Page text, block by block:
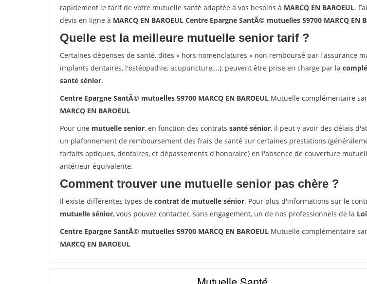
rapidement le tarif de votre mutuelle santé adaptée à vos besoins à MARCQ EN BAROEUL.
devis en ligne à MARCQ EN BAROEUL Centre Epargne SantÃ© mutuelles 59700 MARCQ EN
Quelle est la meilleure mutuelle senior tarif ?
Certaines dépenses de santé, dites « hors nomenclatures » non remboursé par l'assurance
implants dentaires, l'ostéopathie, acupuncture,...), peuvent être prise en charge par la
santé sénior.
Centre Epargne SantÃ© mutuelles 59700 MARCQ EN BAROEUL Mutuelle complémentaire
MARCQ EN BAROEUL
Pour une mutuelle senior, en fonction des contrats santé sénior, il peut y avoir des délais
un plafonnement de remboursement des frais de santé sur certaines prestations
forfaits optiques, dentaires, et dépassements d'honoraire) en l'absence de couverture
antérieur équivalente.
Comment trouver une mutuelle senior pas chère ?
Il existe différentes types de contrat de mutuelle sénior. Pour plus d'informations sur le
mutuelle sénior, vous pouvez contacter, sans engagement, un de nos professionnels de la
Centre Epargne SantÃ© mutuelles 59700 MARCQ EN BAROEUL Mutuelle complémentaire
MARCQ EN BAROEUL